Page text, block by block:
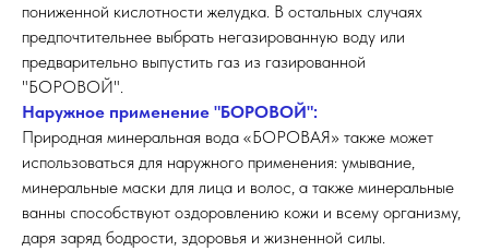
пониженной кислотности желудка. В остальных случаях
предпочтительнее выбрать негазированную воду или
предварительно выпустить газ из газированной
"БОРОВОЙ".
Наружное применение "БОРОВОЙ":
Природная минеральная вода «БОРОВАЯ» также может
использоваться для наружного применения: умывание,
минеральные маски для лица и волос, а также минеральные
ванны способствуют оздоровлению кожи и всему организму,
даря заряд бодрости, здоровья и жизненной силы.